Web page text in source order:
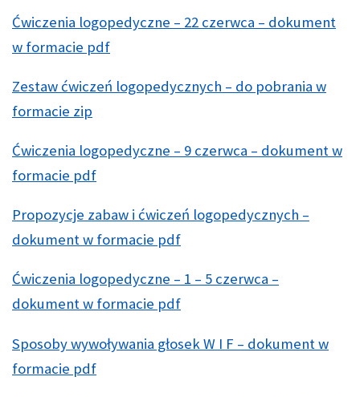
Ćwiczenia logopedyczne – 22 czerwca – dokument
w formacie pdf
Zestaw ćwiczeń logopedycznych – do pobrania w
formacie zip
Ćwiczenia logopedyczne – 9 czerwca – dokument w
formacie pdf
Propozycje zabaw i ćwiczeń logopedycznych –
dokument w formacie pdf
Ćwiczenia logopedyczne – 1 – 5 czerwca –
dokument w formacie pdf
Sposoby wywoływania głosek W I F – dokument w
formacie pdf